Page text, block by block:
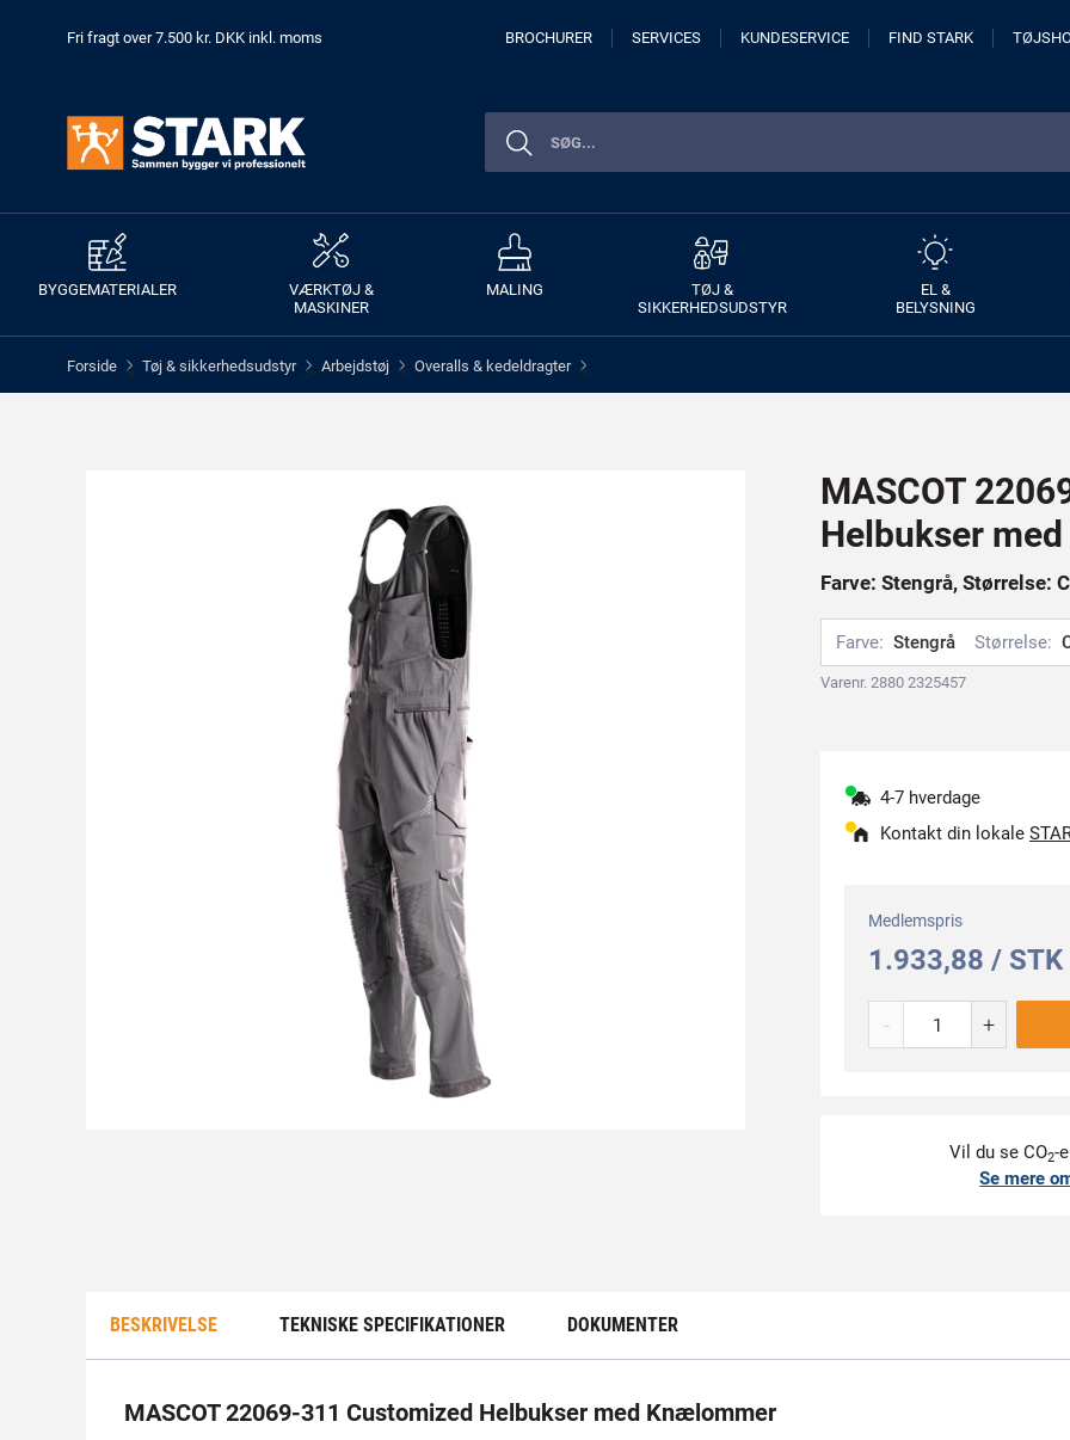
Fri fragt over 7.500 kr. DKK inkl. moms BROCHURER SERVICES KUNDESERVICE FIND STARK
BYGGEMATERIALER
VÆRKTØJ &
MASKINER
MALING
TØJ &
SIKKERHEDSUDSTYR
EL &
BELYSNING
Forside > Tøj & sikkerhedsudstyr > Arbejdstøj > Overalls & kedeldragter >
MASCOT
Helbukser
Farve: Stengrå, Størrelse:
Farve: Stengrå Størrelse:
Varenr. 2880 2325457
4-7 hverdage
Kontakt din lokale
Medlemspris
1.933,88 / STK
- +
Vil du se CO2-
Se mere
BESKRIVELSE TEKNISKE SPECIFIKATIONER DOKUMENTER
MASCOT 22069-311 Customized Helbukser med Knælommer